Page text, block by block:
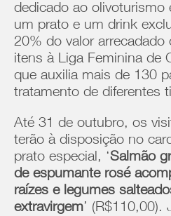
dedicado ao olivoturismo
um prato e um drink
20% do valor arrecadado
itens à Liga Feminina de
que auxilia mais de 130
tratamento de diferentes
Até 31 de outubro, os
terão à disposição no
prato especial, ‘Salmão
de espumante rosé
raízes e legumes
extravirgem’ (R$110,00).